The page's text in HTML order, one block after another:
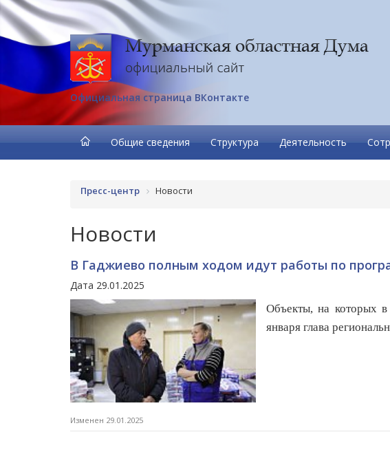
Официальная страница ВКонтакте
Общие сведения Структура Деятельность
Пресс-центр Новости
Новости
В Гаджиево полным ходом идут работы по
Дата 29.01.2025
Объекты, на которых в
января глава
Изменен 29.01.2025